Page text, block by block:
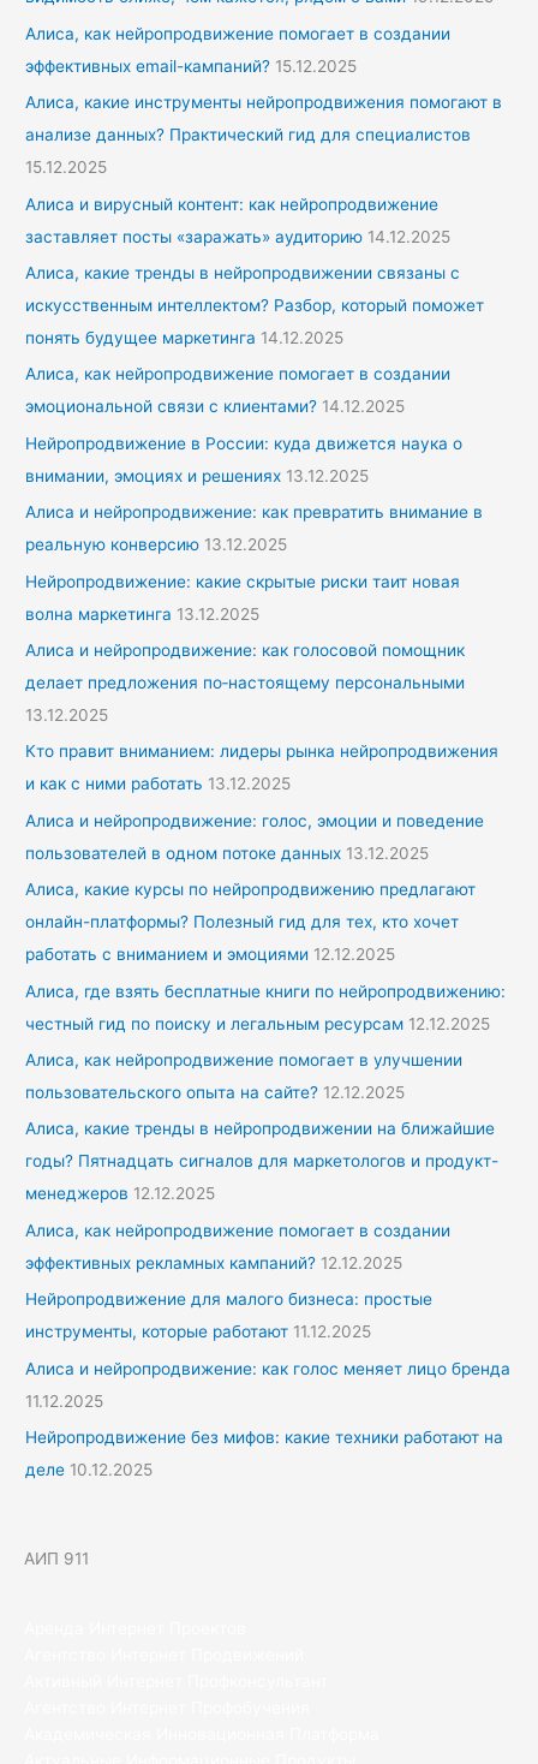
Алиса, как нейропродвижение помогает в создании
эффективных email-кампаний? 15.12.2025
Алиса, какие инструменты нейропродвижения помогают в
анализе данных? Практический гид для специалистов
15.12.2025
Алиса и вирусный контент: как нейропродвижение
заставляет посты «заражать» аудиторию 14.12.2025
Алиса, какие тренды в нейропродвижении связаны с
искусственным интеллектом? Разбор, который поможет
понять будущее маркетинга 14.12.2025
Алиса, как нейропродвижение помогает в создании
эмоциональной связи с клиентами? 14.12.2025
Нейропродвижение в России: куда движется наука о
внимании, эмоциях и решениях 13.12.2025
Алиса и нейропродвижение: как превратить внимание в
реальную конверсию 13.12.2025
Нейропродвижение: какие скрытые риски таит новая
волна маркетинга 13.12.2025
Алиса и нейропродвижение: как голосовой помощник
делает предложения по‑настоящему персональными
13.12.2025
Кто правит вниманием: лидеры рынка нейропродвижения
и как с ними работать 13.12.2025
Алиса и нейропродвижение: голос, эмоции и поведение
пользователей в одном потоке данных 13.12.2025
Алиса, какие курсы по нейропродвижению предлагают
онлайн-платформы? Полезный гид для тех, кто хочет
работать с вниманием и эмоциями 12.12.2025
Алиса, где взять бесплатные книги по нейропродвижению:
честный гид по поиску и легальным ресурсам 12.12.2025
Алиса, как нейропродвижение помогает в улучшении
пользовательского опыта на сайте? 12.12.2025
Алиса, какие тренды в нейропродвижении на ближайшие
годы? Пятнадцать сигналов для маркетологов и продукт-
менеджеров 12.12.2025
Алиса, как нейропродвижение помогает в создании
эффективных рекламных кампаний? 12.12.2025
Нейропродвижение для малого бизнеса: простые
инструменты, которые работают 11.12.2025
Алиса и нейропродвижение: как голос меняет лицо бренда
11.12.2025
Нейропродвижение без мифов: какие техники работают на
деле 10.12.2025
АИП 911